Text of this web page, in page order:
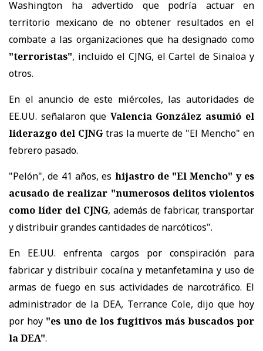
Washington ha advertido que podría actuar en
territorio mexicano de no obtener resultados en el
combate a las organizaciones que ha designado como
"terroristas", incluido el CJNG, el Cartel de Sinaloa y
otros.
En el anuncio de este miércoles, las autoridades de
EE.UU. señalaron queValencia González asumió el
liderazgo del CJNGtras la muerte de "El Mencho" en
febrero pasado.
"Pelón", de 41 años, es hijastro de "El Mencho" y es
acusado de realizar "numerosos delitos violentos
como líder del CJNG, además de fabricar, transportar
y distribuir grandes cantidades de narcóticos".
En EE.UU. enfrenta cargos por conspiración para
fabricar y distribuir cocaína y metanfetamina y uso de
armas de fuego en sus actividades de narcotráfico. El
administrador de la DEA, Terrance Cole, dijo que hoy
por hoy "es uno de los fugitivos más buscados por
la DEA".